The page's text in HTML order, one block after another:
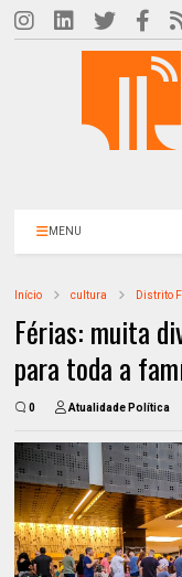
MENU
Início cultura Distrito
Férias: muita
para toda a
0 Atualidade Política